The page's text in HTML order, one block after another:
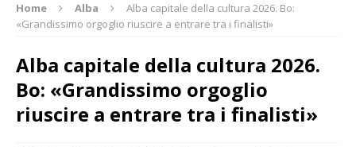
Home Alba
Alba capitale della cultura 2026. Bo:
«Grandissimo orgoglio riuscire a entrare tra i finalisti»
Alba capitale della cultura 2026.
Bo: «Grandissimo orgoglio
riuscire a entrare tra i finalisti»